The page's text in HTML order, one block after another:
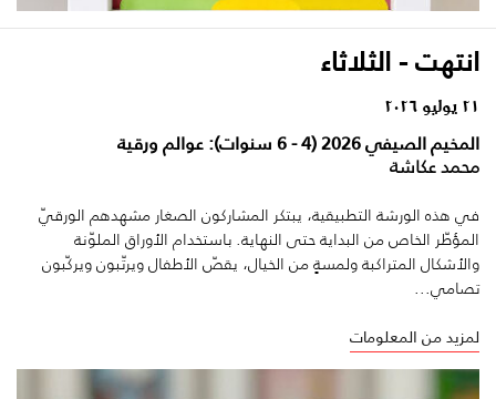
انتهت - الثلاثاء
٢١ يوليو ٢٠٢٦
المخيم الصيفي 2026 (4 - 6 سنوات): عوالم ورقية
محمد عكاشة
في هذه الورشة التطبيقية، يبتكر المشاركون الصغار مشهدهم الورقيّ
المؤطّر الخاص من البداية حتى النهاية. باستخدام الأوراق الملوّنة
والأشكال المتراكبة ولمسةٍ من الخيال، يقصّ الأطفال ويرتّبون ويركّبون
تصامي...
لمزيد من المعلومات